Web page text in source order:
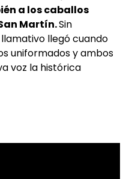
a los caballos
Martín.Sin
llegó cuando
uniformados y ambos
voz la histórica